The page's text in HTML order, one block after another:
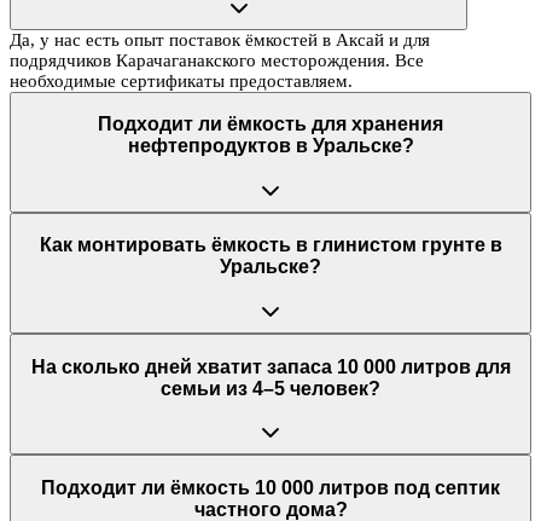
Да, у нас есть опыт поставок ёмкостей в Аксай и для
подрядчиков Карачаганакского месторождения. Все
необходимые сертификаты предоставляем.
Подходит ли ёмкость для хранения
нефтепродуктов в Уральске?
Как монтировать ёмкость в глинистом грунте в
Уральске?
На сколько дней хватит запаса 10 000 литров для
семьи из 4–5 человек?
Подходит ли ёмкость 10 000 литров под септик
частного дома?